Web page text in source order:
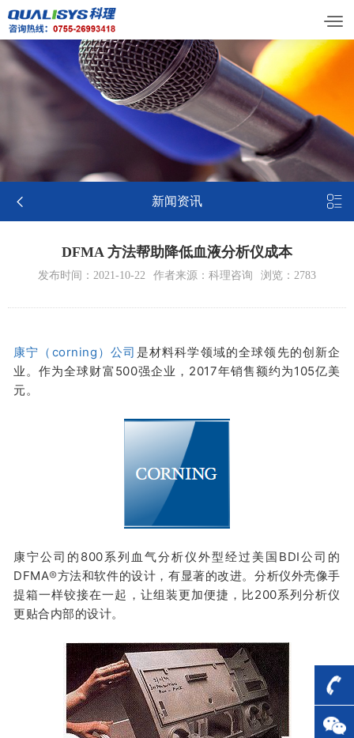
 新闻资讯 
DFMA 方法帮助降低血液分析仪成本
发布时间：2021-10-22 作者来源：科理咨询 浏览：2783
康宁（corning）公司 是材料科学领域的全球领先的创新企
业。作为全球财富500强企业，2017年销售额约为105亿美
元。
康宁公司的800系列血气分析仪外型经过美国BDI公司的
DFMA®方法和软件的设计，有显著的改进。分析仪外壳像手
提箱一样铰接在一起，让组装更加便捷，比200系列分析仪
更贴合内部的设计。